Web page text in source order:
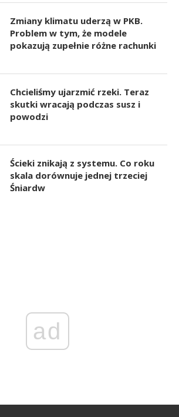
Zmiany klimatu uderzą w PKB.
Problem w tym, że modele
pokazują zupełnie różne rachunki
Chcieliśmy ujarzmić rzeki. Teraz
skutki wracają podczas susz i
powodzi
Ścieki znikają z systemu. Co roku
skala dorównuje jednej trzeciej
Śniardw
ad